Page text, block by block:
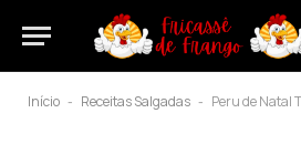
Início - Receitas Salgadas - Peru de Natal